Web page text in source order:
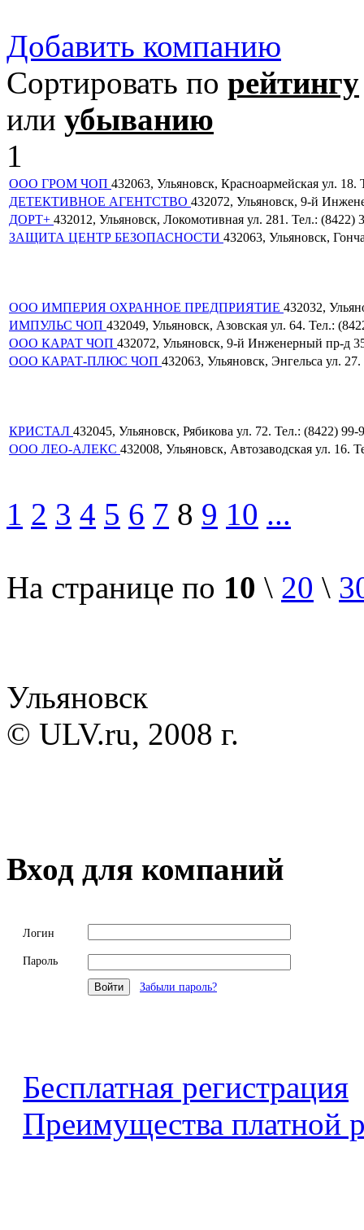
Добавить компанию
Сортировать по рейтингу
или убыванию
1
ООО ГРОМ ЧОП 432063, Ульяновск, Красноармейская ул. 18.
ДЕТЕКТИВНОЕ АГЕНТСТВО 432072, Ульяновск, 9-й
ДОРТ+ 432012, Ульяновск, Локомотивная ул. 281. Тел.: (8422)
ЗАЩИТА ЦЕНТР БЕЗОПАСНОСТИ 432063, Ульяновск,
ООО ИМПЕРИЯ ОХРАННОЕ ПРЕДПРИЯТИЕ 432032,
ИМПУЛЬС ЧОП 432049, Ульяновск, Азовская ул. 64. Тел.:
ООО КАРАТ ЧОП 432072, Ульяновск, 9-й Инженерный пр-д
ООО КАРАТ-ПЛЮС ЧОП 432063, Ульяновск, Энгельса ул.
КРИСТАЛ 432045, Ульяновск, Рябикова ул. 72. Тел.: (8422) 99-
ООО ЛЕО-АЛЕКС 432008, Ульяновск, Автозаводская ул. 16.
1 2 3 4 5 6 7 8 9 10 ...
На странице по 10 \ 20 \
Ульяновск
© ULV.ru, 2008 г.
Вход для компаний
Логин
Пароль
Забыли пароль?
Бесплатная регистрация
Преимущества платной